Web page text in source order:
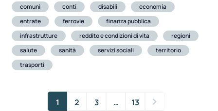
comuni
conti disabili
economia
entrate
ferrovie
finanza pubblica
infrastrutture
reddito e condizioni di vita
regioni
salute
sanità servizi sociali
territorio
trasporti
1 2 3 … 13